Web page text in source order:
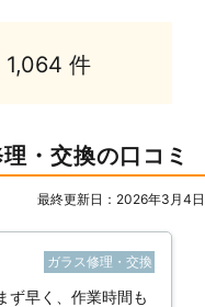
1,064 件
・交換の口コミ
最終更新日：2026年3月4日
ガラス修理・交換
ず早く、作業時間も